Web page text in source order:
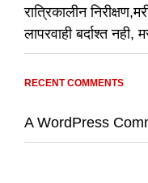
रात्रिकालीन
लापरवाही बर्दाश्त
RECENT COMMENTS
A WordPress